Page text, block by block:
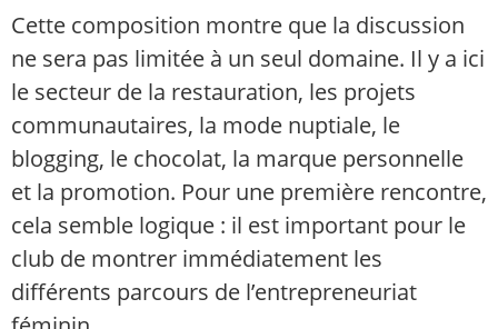
Cette composition montre que la discussion
ne sera pas limitée à un seul domaine. Il y a ici
le secteur de la restauration, les projets
communautaires, la mode nuptiale, le
blogging, le chocolat, la marque personnelle
et la promotion. Pour une première rencontre,
cela semble logique : il est important pour le
club de montrer immédiatement les
différents parcours de l’entrepreneuriat